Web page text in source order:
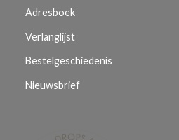
Adresboek
Verlanglijst
Bestelgeschiedenis
Nieuwsbrief